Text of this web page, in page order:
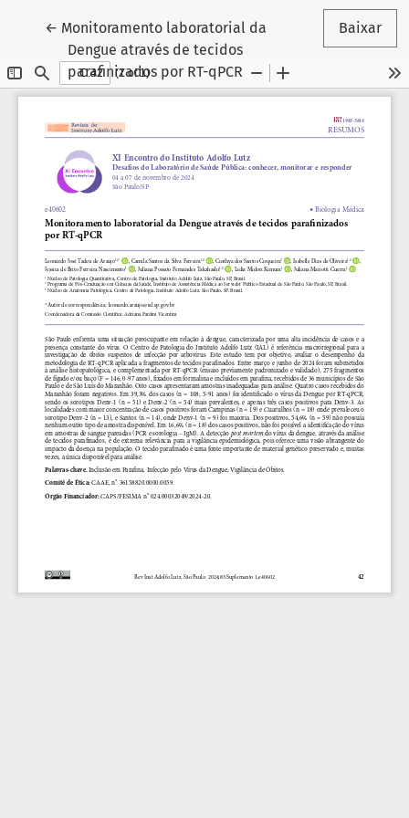
← Voltar aos Detalhes do Artigo
Monitoramento laboratorial da
Dengue através de tecidos
parafinizados por RT-qPCR
Baixar